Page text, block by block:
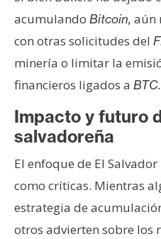
acumulando Bitcoin, aún
con otras solicitudes del
minería o limitar la
financieros ligados a BTC.
Impacto y futuro
salvadoreña
El enfoque de El
como críticas. Mientras
estrategia de
otros advierten sobre los